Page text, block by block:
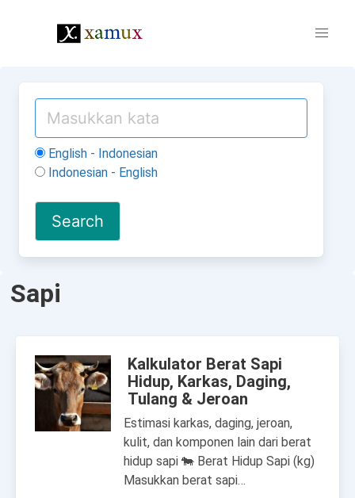
English - Indonesian
Indonesian - English
Sapi
Kalkulator Berat Sapi
Hidup, Karkas, Daging,
Tulang & Jeroan
Estimasi karkas, daging, jeroan,
kulit, dan komponen lain dari berat
hidup sapi 🐄 Berat Hidup Sapi (kg)
Masukkan berat sapi…